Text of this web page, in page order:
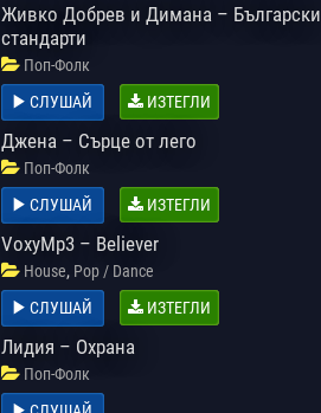
Живко Добрев и Димана – Български
стандарти
Поп-Фолк
СЛУШАЙ
ИЗТЕГЛИ
Джена – Сърце от лего
Поп-Фолк
СЛУШАЙ
ИЗТЕГЛИ
VoxyMp3 – Believer
House, Pop / Dance
СЛУШАЙ
ИЗТЕГЛИ
Лидия – Охрана
Поп-Фолк